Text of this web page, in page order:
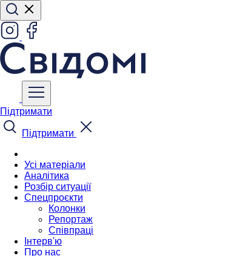
Підтримати
Підтримати
Усі матеріали
Аналітика
Розбір ситуації
Спецпроєкти
Колонки
Репортаж
Співпраці
Інтерв'ю
Про нас